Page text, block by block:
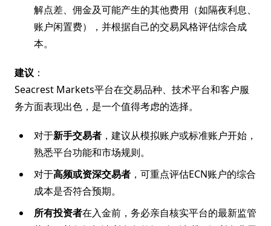
解点差、佣金及可能产生的其他费用（如隔夜利息、
账户闲置费），并根据自己的交易风格评估综合成
本。
建议 ：
Seacrest Markets平台在交易品种、技术平台和客户服
务方面表现出色，是一个值得考虑的选择。
对于新手交易者 ，建议从模拟账户或标准账户开始，
熟悉平台功能和市场规则。
对于高频或资深交易者 ，可重点评估ECN账户的综合
成本是否符合预期。
所有投资者在入金前，务必亲自核实平台的最新监管